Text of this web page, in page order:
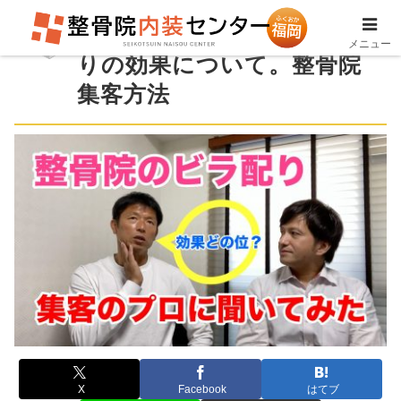
整骨院のチラシ作成ビラ配
りの効果について。整骨院
集客方法
X Facebook はてブ
メニュー